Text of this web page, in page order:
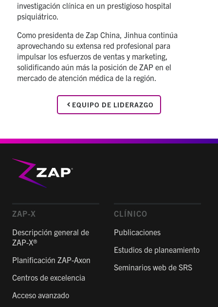
investigación clínica en un prestigioso hospital
psiquiátrico.
Como presidenta de Zap China, Jinhua continúa
aprovechando su extensa red profesional para
impulsar los esfuerzos de ventas y marketing,
solidificando aún más la posición de ZAP en el
mercado de atención médica de la región.
EQUIPO DE LIDERAZGO
ZAP-X
Descripción general de
ZAP-X®
Planificación ZAP-Axon
Centros de excelencia
Acceso avanzado
CLÍNICO
Publicaciones
Estudios de planeamiento
Seminarios web de SRS